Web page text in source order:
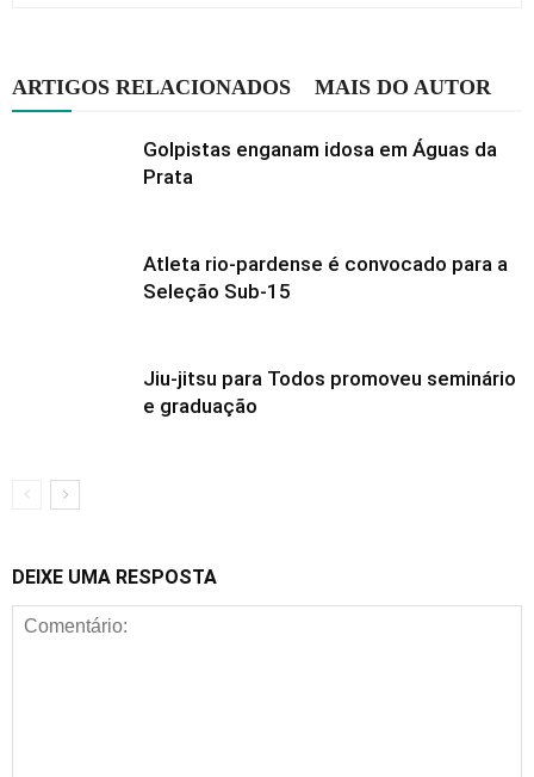
ARTIGOS RELACIONADOS MAIS DO AUTOR
Golpistas enganam idosa em Águas da
Prata
Atleta rio-pardense é convocado para a
Seleção Sub-15
Jiu-jitsu para Todos promoveu seminário
e graduação
DEIXE UMA RESPOSTA